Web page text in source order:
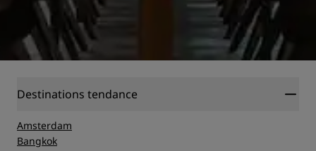
Destinations tendance
Amsterdam
Bangkok